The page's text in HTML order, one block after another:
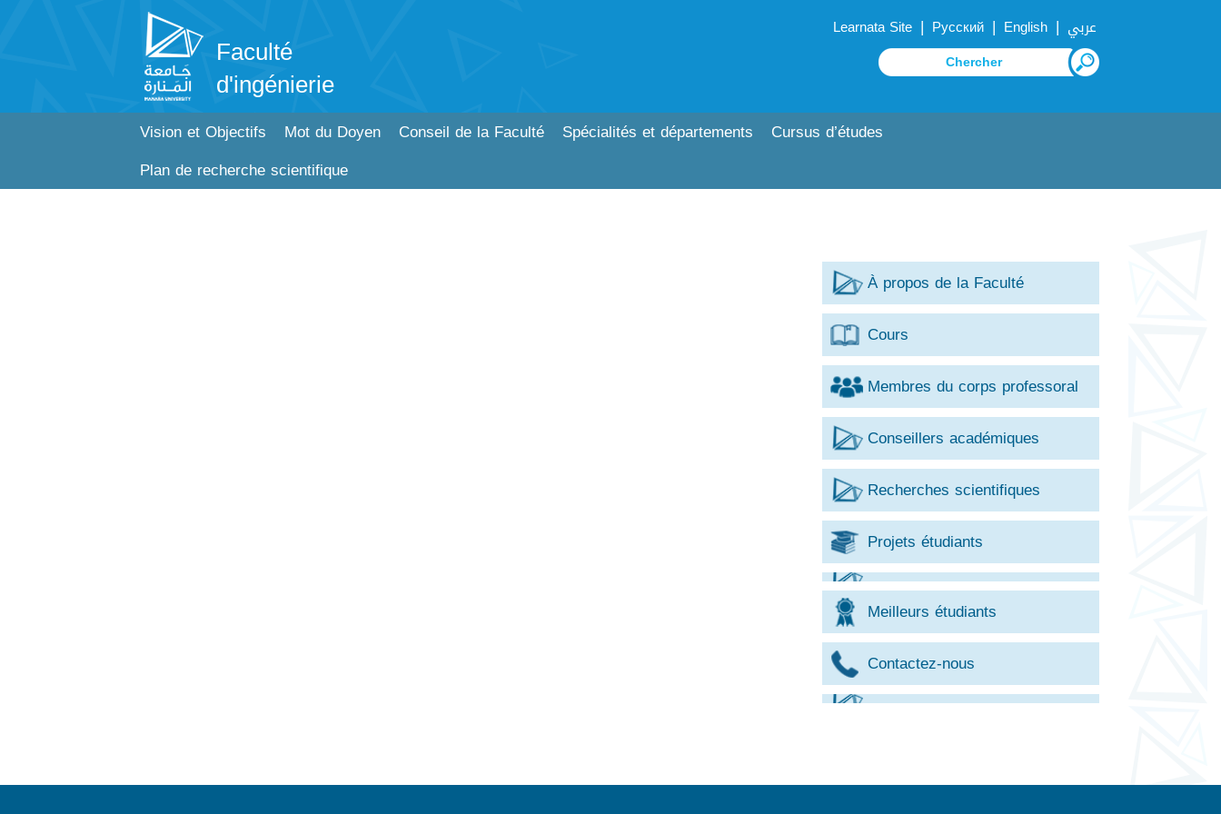
Faculté
d'ingénierie
Learnata Site | Русский | English | عربي
Vision et Objectifs Mot du Doyen Conseil de la Faculté Spécialités et départements
Cursus d’études
Plan de recherche scientifique
À propos de la Faculté
Cours
Membres du corps professoral
Conseillers académiques
Recherches scientifiques
Projets étudiants
Meilleurs étudiants
Contactez-nous